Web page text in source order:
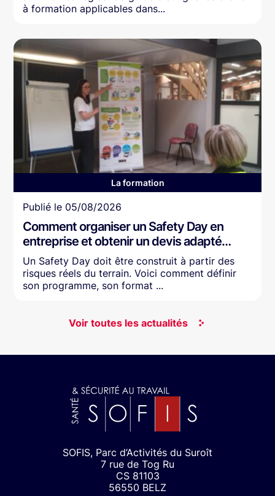
à formation applicables dans...
La formation
Article
Publié le 05/08/2026
Comment organiser un Safety Day en
entreprise et obtenir un devis adapté…
Un Safety Day doit être construit à partir des
risques réels du terrain. Voici comment définir
son programme, son format ...
Voir toutes les actualités
SOFIS, Parc d’Activités du Suroît
7 rue de Tog Ru
CS 81103
56550 BELZ